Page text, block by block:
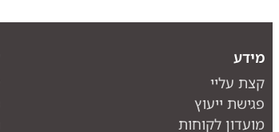
מידע
קצת עליי
פגישת ייעוץ
מועדון לקוחות